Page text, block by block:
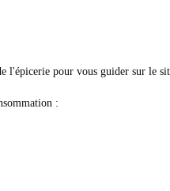
l'épicerie pour vous guider sur le
: